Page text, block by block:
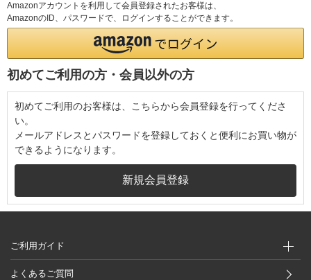
Amazonアカウントを利用して会員登録されたお客様は、
AmazonのID、パスワードで、ログインすることができます。
初めてご利用の方・会員以外の方
初めてご利用のお客様は、こちらから会員登録を行ってくださ
い。
メールアドレスとパスワードを登録しておくと便利にお買い物が
できるようになります。
ご利用ガイド
よくあるご質問